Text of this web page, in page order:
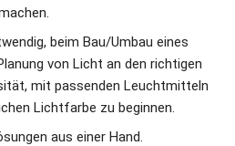
beim Bau/Umbau eines
von Licht an den richtigen
mit passenden Leuchtmitteln
Lichtfarbe zu beginnen.
aus einer Hand.